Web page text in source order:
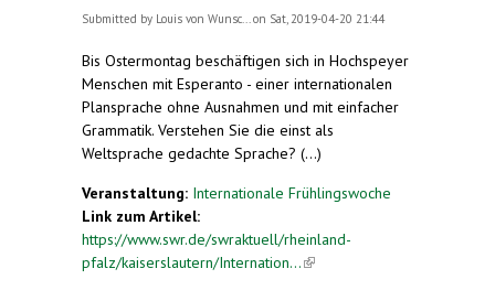
Submitted by Louis von Wunsc... on Sat, 2019-04-20 21:44
Bis Ostermontag beschäftigen sich in Hochspeyer
Menschen mit Esperanto - einer internationalen
Plansprache ohne Ausnahmen und mit einfacher
Grammatik. Verstehen Sie die einst als
Weltsprache gedachte Sprache? (...)
Veranstaltung: Internationale Frühlingswoche
Link zum Artikel:
https://www.swr.de/swraktuell/rheinland-
pfalz/kaiserslautern/Internation...(link is external)